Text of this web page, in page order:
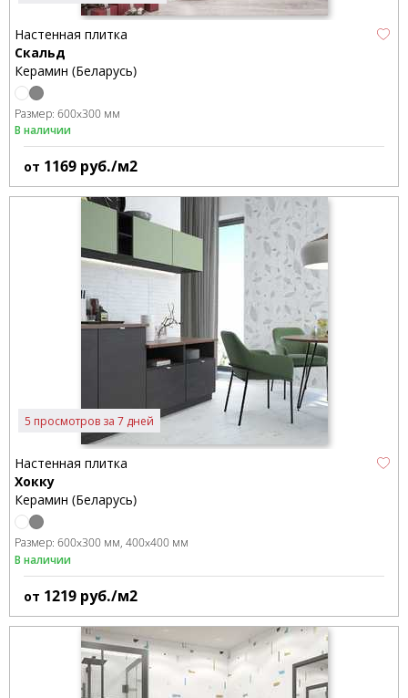
Настенная плитка
Скальд
Керамин (Беларусь)
Размер: 600x300 мм
В наличии
от 1169 руб./м2
5 просмотров за 7 дней
Настенная плитка
Хокку
Керамин (Беларусь)
Размер: 600x300 мм 400x400 мм
В наличии
от 1219 руб./м2